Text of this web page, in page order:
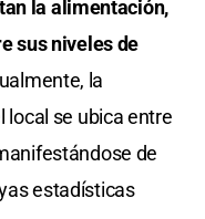
la alimentación,
sus niveles de
la
local se ubica entre
de
estadísticas